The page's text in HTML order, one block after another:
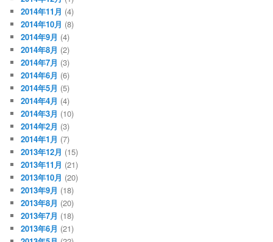
2014年11月 (4)
2014年10月 (8)
2014年9月 (4)
2014年8月 (2)
2014年7月 (3)
2014年6月 (6)
2014年5月 (5)
2014年4月 (4)
2014年3月 (10)
2014年2月 (3)
2014年1月 (7)
2013年12月 (15)
2013年11月 (21)
2013年10月 (20)
2013年9月 (18)
2013年8月 (20)
2013年7月 (18)
2013年6月 (21)